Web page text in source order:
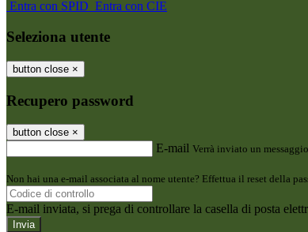
Entra con SPID Entra con CIE
Seleziona utente
button close ×
Recupero password
button close ×
E-mail Verrà inviato un
Non hai una e-mail associata al nome utente? Effettua il reset della
E-mail inviata, si prega di controllare la casella di posta